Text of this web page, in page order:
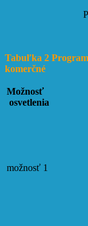
Tabuľka 2
komerčné
Možnosť
osvetlenia
možnosť 1